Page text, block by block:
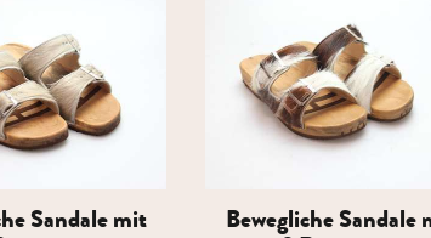
Sandale mit Bewegliche Sandale